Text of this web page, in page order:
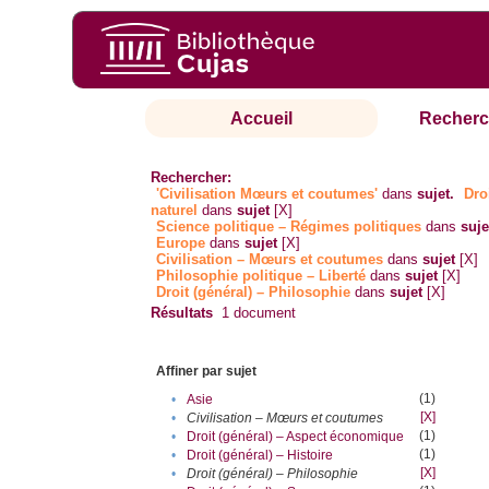
Accueil
Rechercher:
'Civilisation Mœurs et coutumes' danssujet.
naturel danssujet [X]
Science politique – Régimes politiques dans
Europe danssujet [X]
Civilisation – Mœurs et coutumes danssujet [X]
Philosophie politique – Liberté danssujet [X]
Droit (général) – Philosophie danssujet [X]
Résultats 1 document
Affiner par sujet
•
Asie
(1)
•
Civilisation – Mœurs et coutumes
[X]
•
Droit (général) – Aspect économique
(1)
•
Droit (général) – Histoire
(1)
•
Droit (général) – Philosophie
[X]